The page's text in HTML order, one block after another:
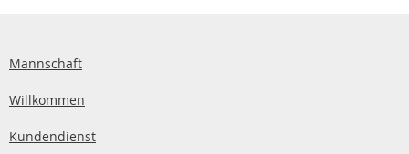
Mannschaft
Willkommen
Kundendienst